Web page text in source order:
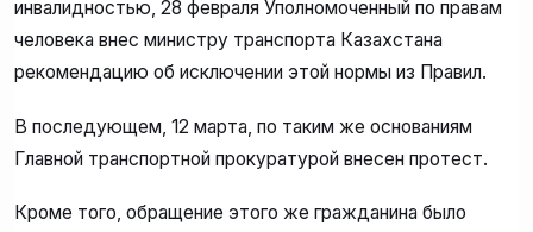
инвалидностью, 28 февраля Уполномоченный по правам
человека внес министру транспорта Казахстана
рекомендацию об исключении этой нормы из Правил.
В последующем, 12 марта, по таким же основаниям
Главной транспортной прокуратурой внесен протест.
Кроме того, обращение этого же гражданина было